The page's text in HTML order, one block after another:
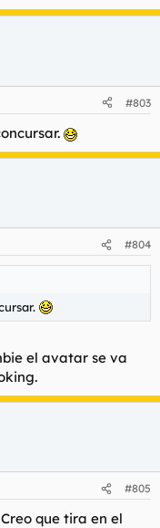
#803
#804
el avatar se va
#805
que tira en el